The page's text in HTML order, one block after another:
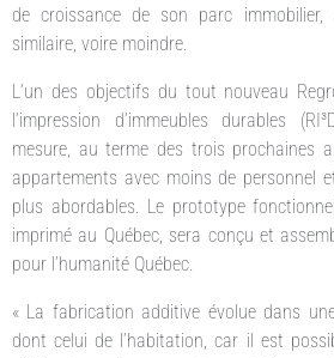
de croissance de son parc
similaire, voire moindre.
L’un des objectifs du tout nouveau
l’impression d’immeubles durables
mesure, au terme des trois prochaines
appartements avec moins de personnel
plus abordables. Le prototype
imprimé au Québec, sera conçu et
pour l’humanité Québec.
« La fabrication additive évolue dans
dont celui de l’habitation, car il est